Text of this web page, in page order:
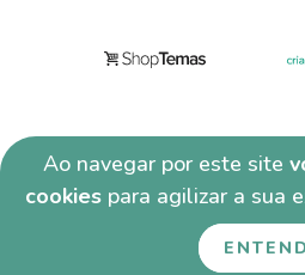
Ao navegar por este site
cookiespara agilizar a sua